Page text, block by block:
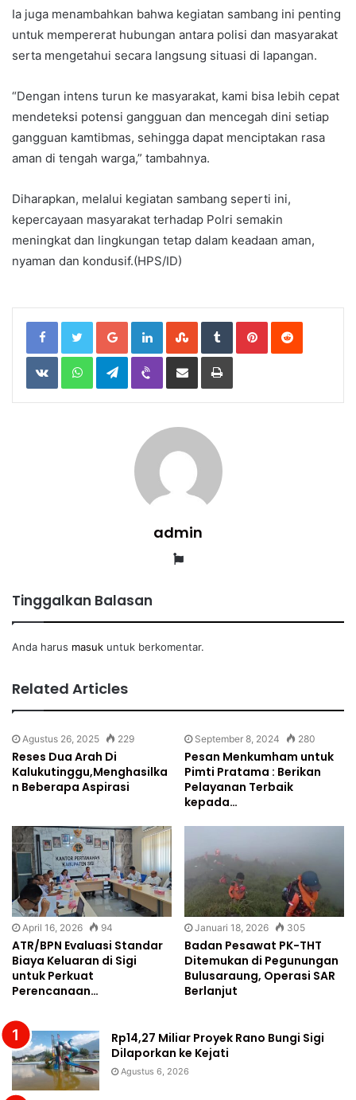
Ia juga menambahkan bahwa kegiatan sambang ini penting
untuk mempererat hubungan antara polisi dan masyarakat
serta mengetahui secara langsung situasi di lapangan.
“Dengan intens turun ke masyarakat, kami bisa lebih cepat
mendeteksi potensi gangguan dan mencegah dini setiap
gangguan kamtibmas, sehingga dapat menciptakan rasa
aman di tengah warga,” tambahnya.
Diharapkan, melalui kegiatan sambang seperti ini,
kepercayaan masyarakat terhadap Polri semakin
meningkat dan lingkungan tetap dalam keadaan aman,
nyaman dan kondusif.(HPS/ID)
Google+LinkedInStumbleUpon
TumblrPinterestReddit
VKontakteWhatsAppTelegramViber Share
Email
Print
admin
Website
Tinggalkan Balasan
Anda harus masuk untuk berkomentar.
Related Articles
Agustus 26, 2025 229
Reses Dua Arah Di
Kalukutinggu,Menghasilka
n Beberapa Aspirasi
September 8, 2024 280
Pesan Menkumham untuk
Pimti Pratama : Berikan
Pelayanan Terbaik
kepada…
April 16, 2026 94
ATR/BPN Evaluasi Standar
Biaya Keluaran di Sigi
untuk Perkuat
Perencanaan…
Januari 18, 2026 305
Badan Pesawat PK-THT
Ditemukan di Pegunungan
Bulusaraung, Operasi SAR
Berlanjut
Rp14,27 Miliar Proyek Rano Bungi Sigi
Dilaporkan ke Kejati
Agustus 6, 2026